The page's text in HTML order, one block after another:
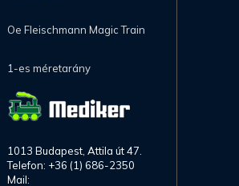
Oe Fleischmann Magic Train
1-es méretarány
1013 Budapest, Attila út 47.
Telefon: +36 (1) 686-2350
Mail: